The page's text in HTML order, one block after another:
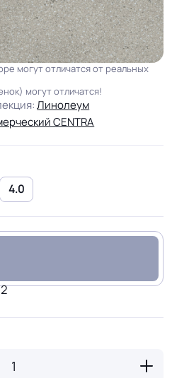
могут отличатся от реальных
могут отличатся!
Линолеум
CENTRA
4.0
2